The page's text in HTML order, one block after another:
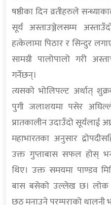
षष्ठीका दिन व्रतीहरुले
सूर्य अस्ताउञ्जेलसम्म
हत्केलामा पिठार र सिन्दुर
सामग्री पालोपालो गरी
गर्नेछन्।
त्यसको भोलिपल्ट अर्थात्
पुगी जलाशयमा पसेर
प्रातकालीन उदाउँदो सूर्यलाई
महाभारतका अनुसार
उक्त गुप्ताबास सफल होस्
थिए। उक्त समयमा पाण्डव
बास बसेको उल्लेख छ। लोक